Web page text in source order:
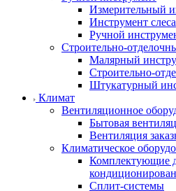
Измерительный
Инструмент
Ручной
Строительно-
Малярный
Строительно-
Штукатурный
Климат
Вентиляционное
Бытовая
Вентиляция
Климатическое
Комплектующие
Сплит-системы